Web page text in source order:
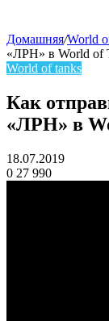
skin
Домашняя/World
«ЛРН» в World of
World of tanks
Как
«ЛРН» в
18.07.2019
0 27 990